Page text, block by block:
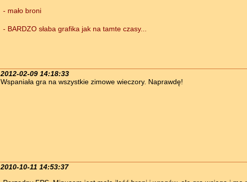
- mało broni
- BARDZO słaba grafika jak na tamte czasy...
2012-02-09 14:18:33
Wspaniała gra na wszystkie zimowe wieczory. Naprawdę!
2010-10-11 14:53:37